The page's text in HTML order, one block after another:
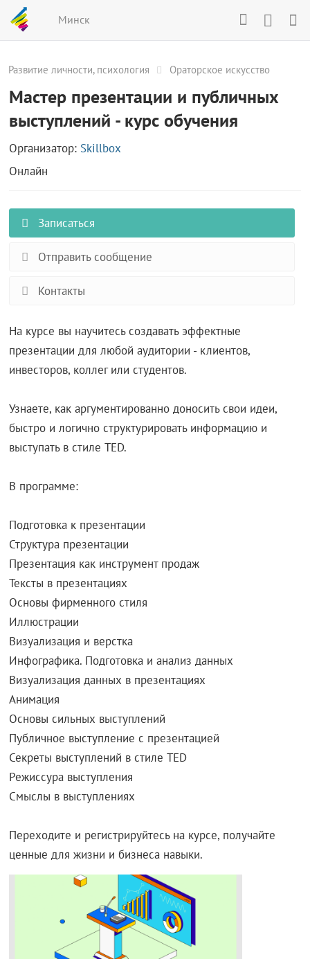
Минск
Развитие личности, психология Ораторское искусство
Мастер презентации и публичных
выступлений - курс обучения
Организатор: Skillbox
Онлайн
Записаться
Отправить сообщение
Контакты
На курсе вы научитесь создавать эффектные
презентации для любой аудитории - клиентов,
инвесторов, коллег или студентов.
Узнаете, как аргументированно доносить свои идеи,
быстро и логично структурировать информацию и
выступать в стиле TED.
В программе:
Подготовка к презентации
Структура презентации
Презентация как инструмент продаж
Тексты в презентациях
Основы фирменного стиля
Иллюстрации
Визуализация и верстка
Инфографика. Подготовка и анализ данных
Визуализация данных в презентациях
Анимация
Основы сильных выступлений
Публичное выступление с презентацией
Секреты выступлений в стиле TED
Режиссура выступления
Смыслы в выступлениях
Переходите и регистрируйтесь на курсе, получайте
ценные для жизни и бизнеса навыки.